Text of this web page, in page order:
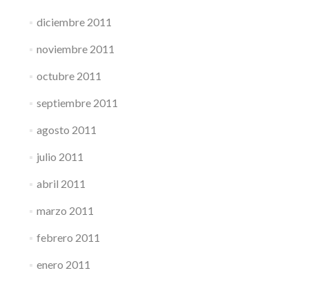
diciembre 2011
noviembre 2011
octubre 2011
septiembre 2011
agosto 2011
julio 2011
abril 2011
marzo 2011
febrero 2011
enero 2011